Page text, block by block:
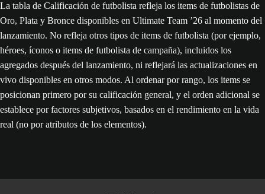
La tabla de Calificación de futbolista refleja los items de futbolistas de
Oro, Plata y Bronce disponibles en Ultimate Team ’26 al momento del
lanzamiento. No refleja otros tipos de items de futbolista (por ejemplo,
héroes, íconos o items de futbolista de campaña), incluidos los
agregados después del lanzamiento, ni reflejará las actualizaciones en
vivo disponibles en otros modos. Al ordenar por rango, los items se
posicionan primero por su calificación general, y el orden adicional se
establece por factores subjetivos, basados en el rendimiento en la vida
real (no por atributos de los elementos).